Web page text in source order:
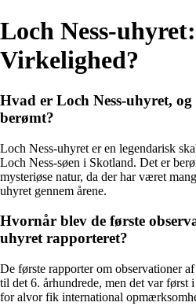
Loch Ness-
Virkelighed?
Hvad er Loch Ness-uhyret,
berømt?
Loch Ness-uhyret er en legendarisk
Loch Ness-søen i Skotland. Det er
mysteriøse natur, da der har været
uhyret gennem årene.
Hvornår blev de første
uhyret rapporteret?
De første rapporter om observationer
til det 6. århundrede, men det var først
for alvor fik international